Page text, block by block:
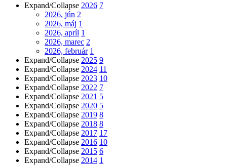
Expand/Collapse 2026 7
2026, jún 2
2026, máj 1
2026, apríl 1
2026, marec 2
2026, február 1
Expand/Collapse 2025 9
Expand/Collapse 2024 11
Expand/Collapse 2023 10
Expand/Collapse 2022 7
Expand/Collapse 2021 5
Expand/Collapse 2020 5
Expand/Collapse 2019 8
Expand/Collapse 2018 8
Expand/Collapse 2017 17
Expand/Collapse 2016 10
Expand/Collapse 2015 6
Expand/Collapse 2014 1